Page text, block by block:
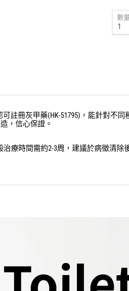
數量
註冊灰甲藥(HK-51795)，能針對
，信心保證。
療時間需約2-3周，建議於病徵清除